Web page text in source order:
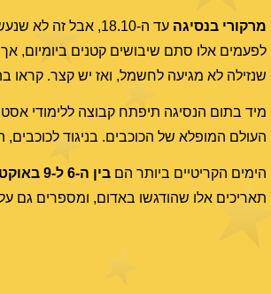
מרקורי בנסיגה
עד ה-18.10, אבל
לפעמים אלו סתם שיבושים קטנים ביומיום,
שנזילה לא מגיעה לחשמל, ואז יש קצר. קראו
מיד בתום הנסיגה תיפתח קבוצה ללימודי
העולם המופלא של הכוכבים. בניגוד
הימים הקריטיים ביותר הם בין ה-6 ל-9 באוקטובר
תאריכים אלו שהודגשו באדום, ומספרים גם